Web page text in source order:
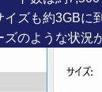
ズも約3GBに
のような状況